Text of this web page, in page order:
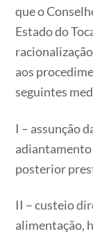
que o
Estado do
aos
seguintes
I – assunção
adiantamento
posterior
II – custeio
alimentação,